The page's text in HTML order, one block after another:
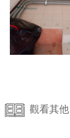
觀看其他